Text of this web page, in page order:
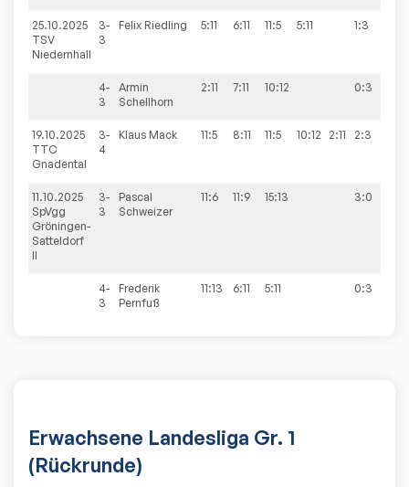
25.10.2025
TSV
Niedernhall
3-
3
Felix Riedling 5:11 6:11 11:5 5:11 1:3
4-
3
Armin
Schellhorn
2:11 7:11 10:12 0:3
19.10.2025
TTC
Gnadental
3-
4
Klaus Mack 11:5 8:11 11:5 10:12 2:11 2:3
11.10.2025
SpVgg
Gröningen-
Satteldorf
II
3-
3
Pascal
Schweizer
11:6 11:9 15:13 3:0
4-
3
Frederik
Pernfuß
11:13 6:11 5:11 0:3
Erwachsene Landesliga Gr. 1
(Rückrunde)